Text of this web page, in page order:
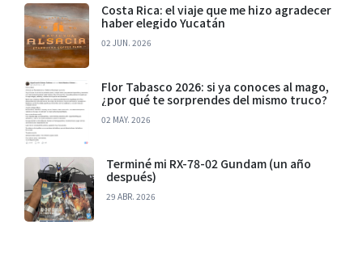
Costa Rica: el viaje que me hizo agradecer
haber elegido Yucatán
02 JUN. 2026
Flor Tabasco 2026: si ya conoces al mago,
¿por qué te sorprendes del mismo truco?
02 MAY. 2026
Terminé mi RX-78-02 Gundam (un año
después)
29 ABR. 2026